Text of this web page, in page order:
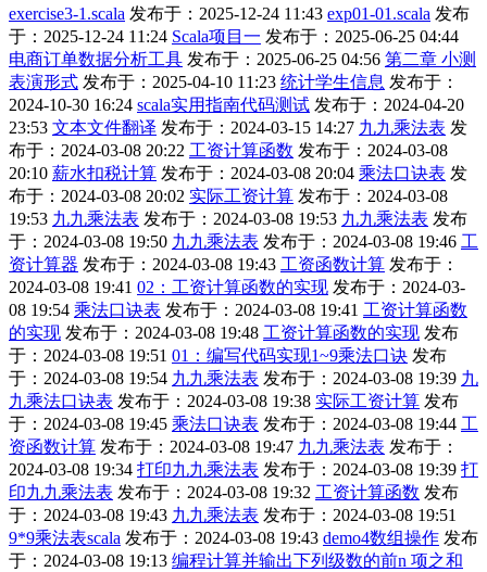
exercise3-1.scala 发布于：2025-12-24 11:43 exp01-01.scala 发布
于：2025-12-24 11:24 Scala项目一 发布于：2025-06-25 04:44
电商订单数据分析工具 发布于：2025-06-25 04:56 第二章 小测
表演形式 发布于：2025-04-10 11:23 统计学生信息 发布于：
2024-10-30 16:24 scala实用指南代码测试 发布于：2024-04-20
23:53 文本文件翻译 发布于：2024-03-15 14:27 九九乘法表 发
布于：2024-03-08 20:22 工资计算函数 发布于：2024-03-08
20:10 薪水扣税计算 发布于：2024-03-08 20:04 乘法口诀表 发
布于：2024-03-08 20:02 实际工资计算 发布于：2024-03-08
19:53 九九乘法表 发布于：2024-03-08 19:53 九九乘法表 发布
于：2024-03-08 19:50 九九乘法表 发布于：2024-03-08 19:46 工
资计算器 发布于：2024-03-08 19:43 工资函数计算 发布于：
2024-03-08 19:41 02：工资计算函数的实现 发布于：2024-03-
08 19:54 乘法口诀表 发布于：2024-03-08 19:41 工资计算函数
的实现 发布于：2024-03-08 19:48 工资计算函数的实现 发布
于：2024-03-08 19:51 01：编写代码实现1~9乘法口诀 发布
于：2024-03-08 19:54 九九乘法表 发布于：2024-03-08 19:39 九
九乘法口诀表 发布于：2024-03-08 19:38 实际工资计算 发布
于：2024-03-08 19:45 乘法口诀表 发布于：2024-03-08 19:44 工
资函数计算 发布于：2024-03-08 19:47 九九乘法表 发布于：
2024-03-08 19:34 打印九九乘法表 发布于：2024-03-08 19:39 打
印九九乘法表 发布于：2024-03-08 19:32 工资计算函数 发布
于：2024-03-08 19:43 九九乘法表 发布于：2024-03-08 19:51
9*9乘法表scala 发布于：2024-03-08 19:43 demo4数组操作 发布
于：2024-03-08 19:13 编程计算并输出下列级数的前n 项之和